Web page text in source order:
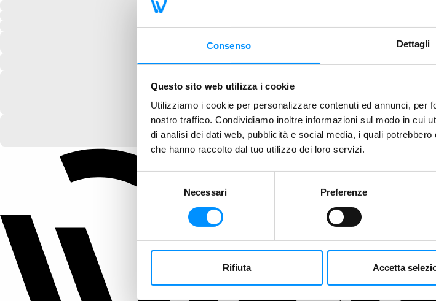
Consenso Dettagli
Questo sito web utilizza i cookie
Utilizziamo i cookie per personalizzare contenuti ed annunci, per
nostro traffico. Condividiamo inoltre informazioni sul modo in cui
di analisi dei dati web, pubblicità e social media, i quali
che hanno raccolto dal tuo utilizzo dei loro servizi.
Necessari Preferenze
Rifiuta Accetta